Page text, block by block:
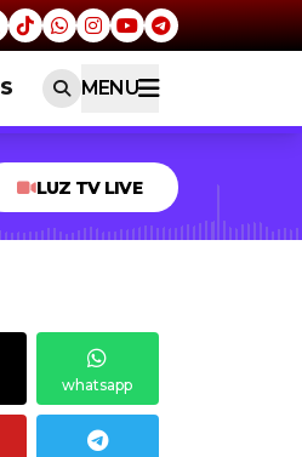
MENU
LUZ TV LIVE
whatsapp